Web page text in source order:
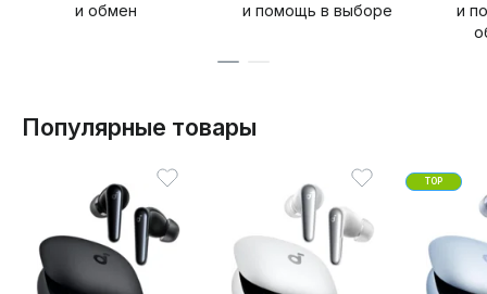
и обмен
и помощь в выборе
и
Популярные товары
TOP